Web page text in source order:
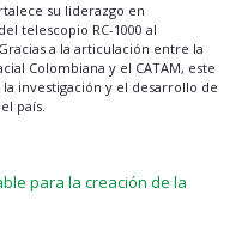
su liderazgo en
telescopio RC-1000 al
a la articulación entre la
Colombiana y el CATAM, este
investigación y el desarrollo de
país.
para la creación de la